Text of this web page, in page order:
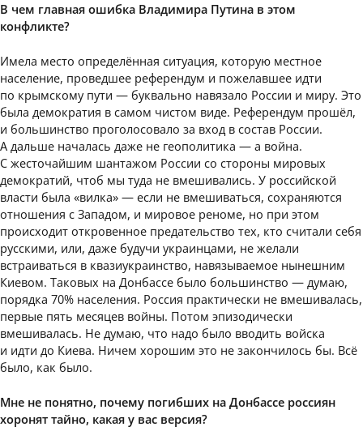
В чем главная ошибка Владимира Путина в этом
конфликте?
Имела место определённая ситуация, которую местное
население, проведшее референдум и пожелавшее идти
по крымскому пути — буквально навязало России и миру. Это
была демократия в самом чистом виде. Референдум прошёл,
и большинство проголосовало за вход в состав России.
А дальше началась даже не геополитика — а война.
С жесточайшим шантажом России со стороны мировых
демократий, чтоб мы туда не вмешивались. У российской
власти была «вилка» — если не вмешиваться, сохраняются
отношения с Западом, и мировое реноме, но при этом
происходит откровенное предательство тех, кто считали себя
русскими, или, даже будучи украинцами, не желали
встраиваться в квазиукраинство, навязываемое нынешним
Киевом. Таковых на Донбассе было большинство — думаю,
порядка 70% населения. Россия практически не вмешивалась,
первые пять месяцев войны. Потом эпизодически
вмешивалась. Не думаю, что надо было вводить войска
и идти до Киева. Ничем хорошим это не закончилось бы. Всё
было, как было.
Мне не понятно, почему погибших на Донбассе россиян
хоронят тайно, какая у вас версия?